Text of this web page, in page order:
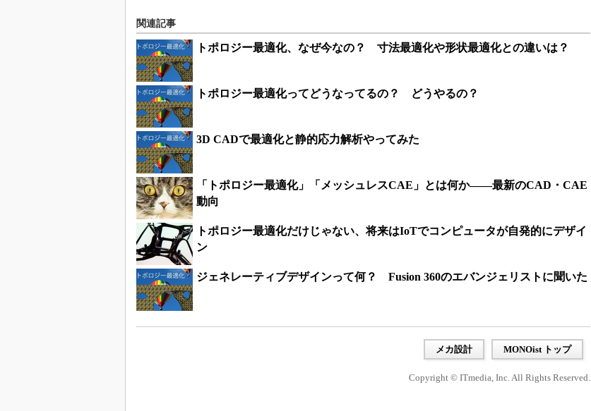
関連記事
トポロジー最適化、なぜ今なの？ 寸法最適化や形状最適化との違いは？
トポロジー最適化ってどうなってるの？ どうやるの？
3D CADで最適化と静的応力解析やってみた
「トポロジー最適化」「メッシュレスCAE」とは何か――最新のCAD・CAE
動向
トポロジー最適化だけじゃない、将来はIoTでコンピュータが自発的にデザイ
ン
ジェネレーティブデザインって何？ Fusion 360のエバンジェリストに聞いた
メカ設計 MONOist トップ
Copyright © ITmedia, Inc. All Rights Reserved.